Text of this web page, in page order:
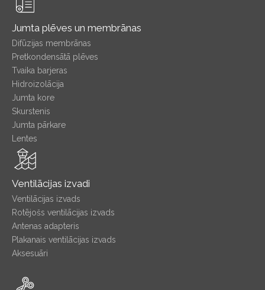
Jumta plēves un membrānas
Difūzijas membrānas
Pretkondensātā plēves
Tvaika barjeras
Hidroizolācija
Jumta kore
Skurstenis
Jumta pārkare
Lentes
Ventilācijas izvadi
Ventilācijas izvads
Rotējošs ventilācijas izvads
Antenas adapteris
Plakanais ventilācijas izvads
Aksesuāri